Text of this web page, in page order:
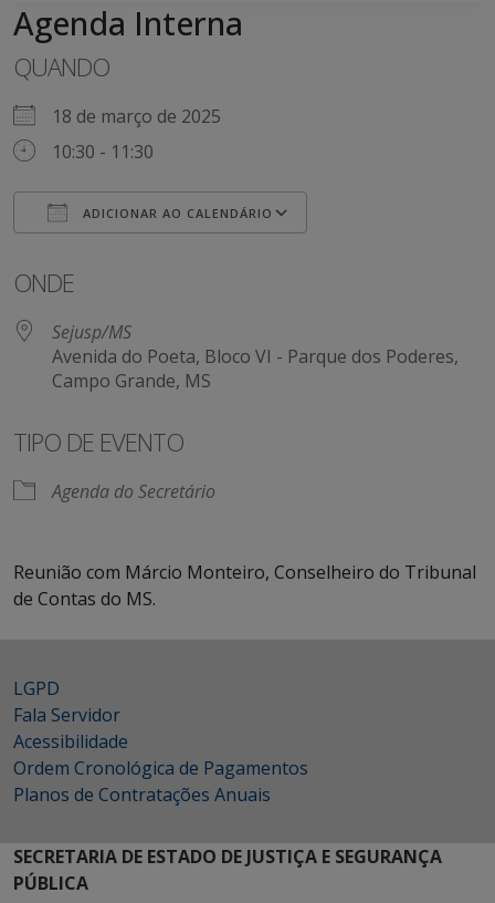
Agenda Interna
QUANDO
18 de março de 2025
10:30 - 11:30
ADICIONAR AO CALENDÁRIO
ONDE
Sejusp/MS
Avenida do Poeta, Bloco VI - Parque dos Poderes,
Campo Grande, MS
TIPO DE EVENTO
Agenda do Secretário
Reunião com Márcio Monteiro, Conselheiro do Tribunal
de Contas do MS.
LGPD
Fala Servidor
Acessibilidade
Ordem Cronológica de Pagamentos
Planos de Contratações Anuais
SECRETARIA DE ESTADO DE JUSTIÇA E SEGURANÇA
PÚBLICA